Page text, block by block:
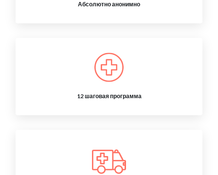
Абсолютно анонимно
12 шаговая программа